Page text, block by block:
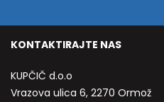
KONTAKTIRAJTE NAS
KUPČIČ d.o.o
Vrazova ulica 6, 2270 Ormož